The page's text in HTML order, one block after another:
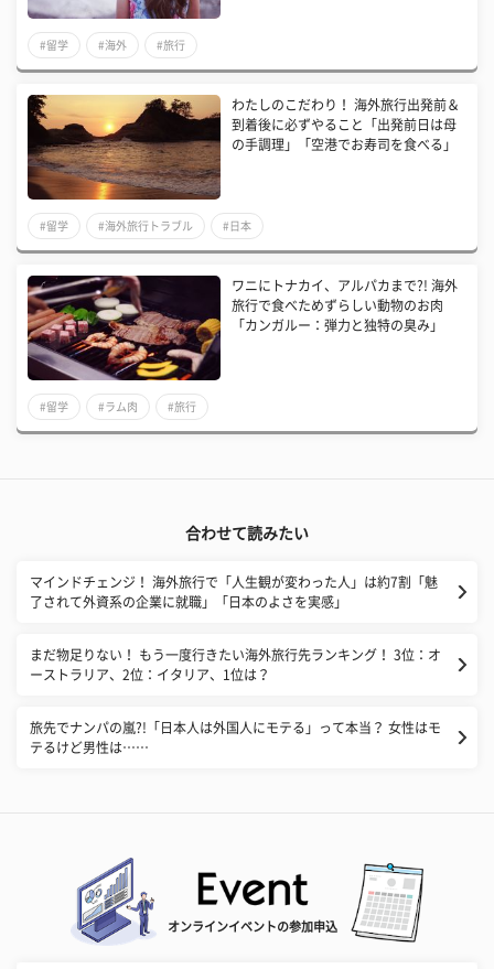
#留学 #海外 #旅行
​わたしのこだわり！ 海外旅行出発前＆
到着後に必ずやること「出発前日は母
の手調理」「空港でお寿司を食べる」
#留学 #海外旅行トラブル #日本
ワニにトナカイ、アルパカまで?! 海外
旅行で食べためずらしい動物のお肉
「カンガルー：弾力と独特の臭み」
#留学 #ラム肉 #旅行
合わせて読みたい
​マインドチェンジ！ 海外旅行で「人生観が変わった人」は約7割「魅
了されて外資系の企業に就職」「日本のよさを実感」
​まだ物足りない！ もう一度行きたい海外旅行先ランキング！ 3位：オ
ーストラリア、2位：イタリア、1位は？
​旅先でナンパの嵐?!「日本人は外国人にモテる」って本当？ 女性はモ
テるけど男性は……
オンラインイベントの参加申込